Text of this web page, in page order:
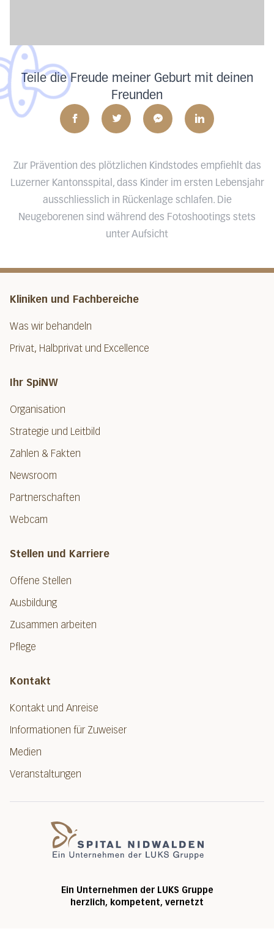
Teile die Freude meiner Geburt mit deinen
Freunden
Zur Prävention des plötzlichen Kindstodes empfiehlt das
Luzerner Kantonsspital, dass Kinder im ersten Lebensjahr
ausschliesslich in Rückenlage schlafen. Die
Neugeborenen sind während des Fotoshootings stets
unter Aufsicht
Kliniken und Fachbereiche
Was wir behandeln
Privat, Halbprivat und Excellence
Ihr SpiNW
Organisation
Strategie und Leitbild
Zahlen & Fakten
Newsroom
Partnerschaften
Webcam
Stellen und Karriere
Offene Stellen
Ausbildung
Zusammen arbeiten
Pflege
Kontakt
Kontakt und Anreise
Informationen für Zuweiser
Medien
Veranstaltungen
Ein Unternehmen der LUKS Gruppe
herzlich, kompetent, vernetzt